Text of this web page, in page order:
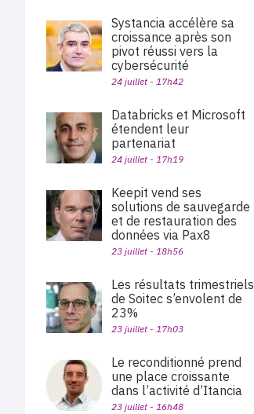
Systancia accélère sa
croissance après son
pivot réussi vers la
cybersécurité
24 juillet - 17h42
Databricks et Microsoft
étendent leur
partenariat
24 juillet - 17h19
Keepit vend ses
solutions de sauvegarde
et de restauration des
données via Pax8
23 juillet - 18h56
Les résultats trimestriels
de Soitec s’envolent de
23%
23 juillet - 17h03
Le reconditionné prend
une place croissante
dans l’activité d’Itancia
23 juillet - 16h48